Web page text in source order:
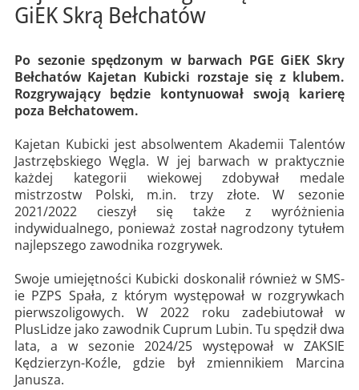
GiEK Skrą Bełchatów
Po sezonie spędzonym w barwach PGE GiEK Skry
Bełchatów Kajetan Kubicki rozstaje się z klubem.
Rozgrywający będzie kontynuował swoją karierę
poza Bełchatowem.
Kajetan Kubicki jest absolwentem Akademii Talentów
Jastrzębskiego Węgla. W jej barwach w praktycznie
każdej kategorii wiekowej zdobywał medale
mistrzostw Polski, m.in. trzy złote. W sezonie
2021/2022 cieszył się także z wyróżnienia
indywidualnego, ponieważ został nagrodzony tytułem
najlepszego zawodnika rozgrywek.
Swoje umiejętności Kubicki doskonalił również w SMS-
ie PZPS Spała, z którym występował w rozgrywkach
pierwszoligowych. W 2022 roku zadebiutował w
PlusLidze jako zawodnik Cuprum Lubin. Tu spędził dwa
lata, a w sezonie 2024/25 występował w ZAKSIE
Kędzierzyn-Koźle, gdzie był zmiennikiem Marcina
Janusza.